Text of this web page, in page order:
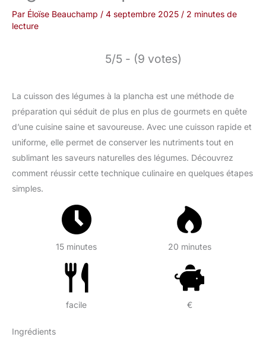
Par Éloïse Beauchamp / 4 septembre 2025 / 2 minutes de
lecture
5/5 - (9 votes)
La cuisson des légumes à la plancha est une méthode de
préparation qui séduit de plus en plus de gourmets en quête
d’une cuisine saine et savoureuse. Avec une cuisson rapide et
uniforme, elle permet de conserver les nutriments tout en
sublimant les saveurs naturelles des légumes. Découvrez
comment réussir cette technique culinaire en quelques étapes
simples.
15 minutes 20 minutes
facile €
Ingrédients